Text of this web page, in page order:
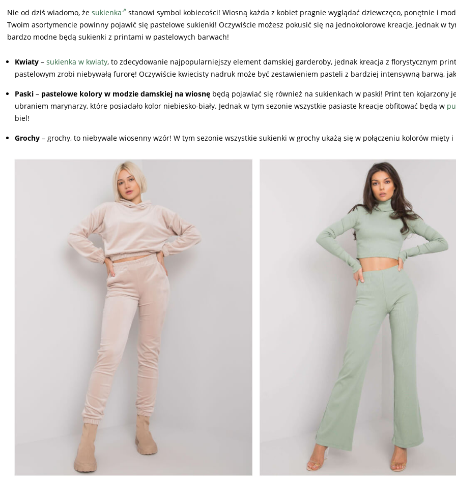
Nie od dziś wiadomo, że sukienka
stanowi symbol kobiecości! Wiosną każda z kobiet pragnie wyglądać dziewczęco, ponętnie i
Twoim asortymencie powinny pojawić się pastelowe sukienki! Oczywiście możesz pokusić się na jednokolorowe kreacje, jednak w
bardzo modne będą sukienki z printami w pastelowych barwach!
Kwiaty – sukienka w kwiaty, to zdecydowanie najpopularniejszy element damskiej garderoby, jednak kreacja z florystycznym
pastelowym zrobi niebywałą furorę! Oczywiście kwiecisty nadruk może być zestawieniem pasteli z bardziej intensywną barwą,
Paski – pastelowe kolory w modzie damskiej na wiosnę będą pojawiać się również na sukienkach w paski! Print ten kojarzony
ubraniem marynarzy, które posiadało kolor niebiesko-biały. Jednak w tym sezonie wszystkie pasiaste kreacje obfitować będą w
biel!
Grochy – grochy, to niebywale wiosenny wzór! W tym sezonie wszystkie sukienki w grochy ukażą się w połączeniu kolorów mięty i